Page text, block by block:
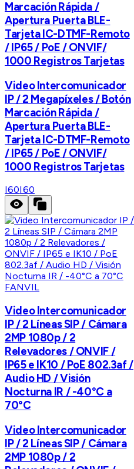
Marcación Rápida /
Apertura Puerta BLE-
Tarjeta IC-DTMF-Remoto
/ IP65 / PoE / ONVIF/
1000 Registros Tarjetas
Video Intercomunicador
IP / 2 Megapíxeles / Botón
Marcación Rápida /
Apertura Puerta BLE-
Tarjeta IC-DTMF-Remoto
/ IP65 / PoE / ONVIF/
1000 Registros Tarjetas
I60I60
FANVIL
Video Intercomunicador
IP / 2 Líneas SIP / Cámara
2MP 1080p / 2
Relevadores / ONVIF /
IP65 e IK10 / PoE 802.3af /
Audio HD / Visión
Nocturna IR / -40°C a
70°C
Video Intercomunicador
IP / 2 Líneas SIP / Cámara
2MP 1080p / 2